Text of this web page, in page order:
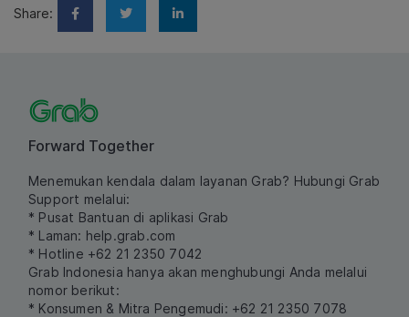
Share:
Forward Together
Menemukan kendala dalam layanan Grab? Hubungi Grab
Support melalui:
* Pusat Bantuan di aplikasi Grab
* Laman: help.grab.com
* Hotline +62 21 2350 7042
Grab Indonesia hanya akan menghubungi Anda melalui
nomor berikut:
* Konsumen & Mitra Pengemudi: +62 21 2350 7078